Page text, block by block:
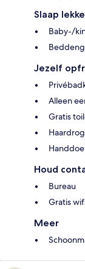
Slaap
Baby-/
Jezelf
Alleen
Gratis
Houd
Bureau
Gratis
Meer